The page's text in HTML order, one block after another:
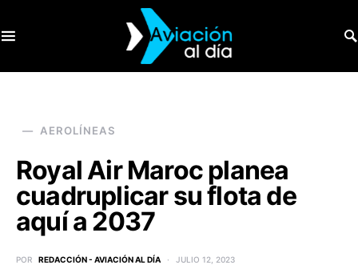
AEROLÍNEAS
Royal Air Maroc planea
cuadruplicar su flota de
aquí a 2037
POR REDACCIÓN - AVIACIÓN AL DÍA JULIO 12, 2023